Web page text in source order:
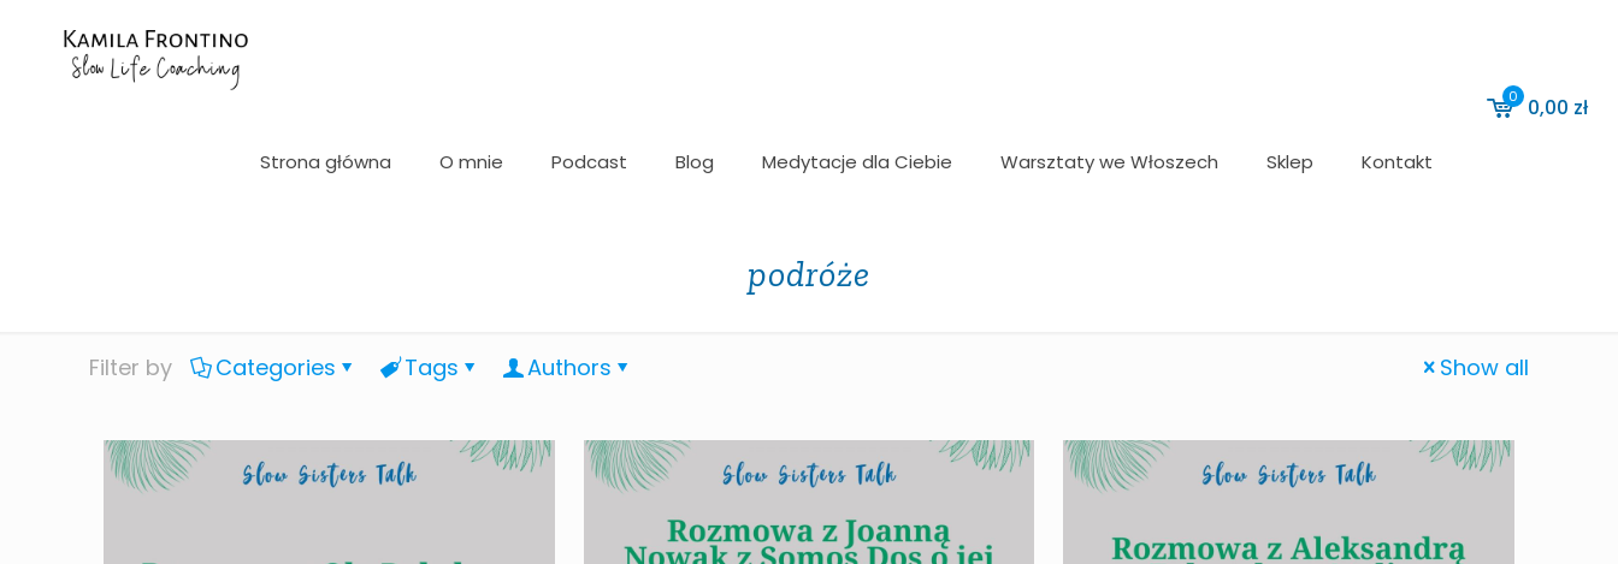
Strona główna O mnie Podcast Blog Medytacje dla Ciebie Warsztaty we Włoszech Sklep Kontakt
0 0,00 zł
podróże
Filter by Categories Tags Authors Show all